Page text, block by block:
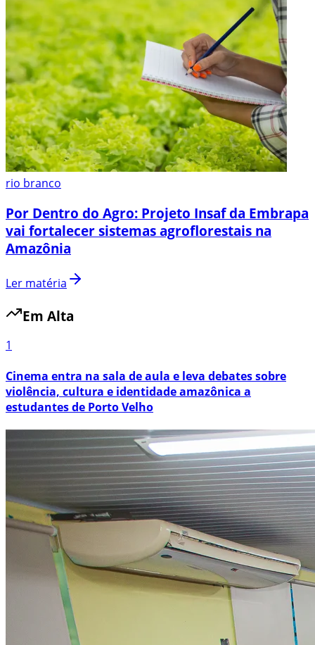
rio branco
Por Dentro do Agro: Projeto Insaf da Embrapa
vai fortalecer sistemas agroflorestais na
Amazônia
Ler matéria
Em Alta
1
Cinema entra na sala de aula e leva debates sobre
violência, cultura e identidade amazônica a
estudantes de Porto Velho